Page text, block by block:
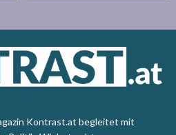
Kontrast.at begleitet mit